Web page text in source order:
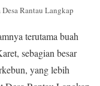
Rantau Langkap
terutama buah
sebagian besar
yang lebih